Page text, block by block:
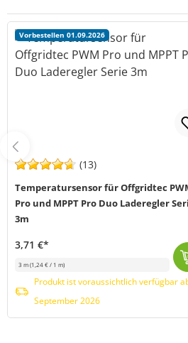
Vorbestellen 01.09.2026
(13)
Temperatursensor für Offgridtec
Pro und MPPT Pro Duo Laderegler
3m
3,71 €*
3 m(1,24 € / 1 m)
Produkt ist voraussichtlich verfügbar
September 2026